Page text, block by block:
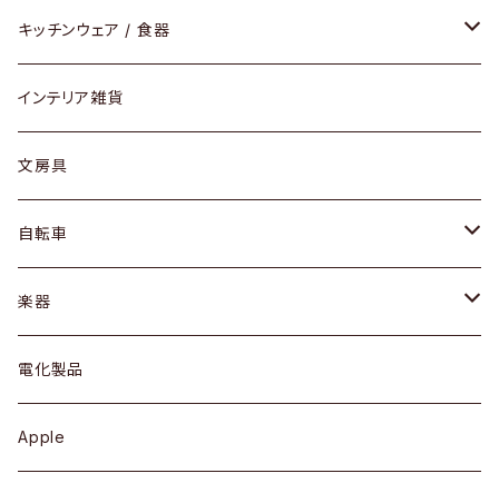
ダイニングセット / ダイニングテーブル
ローテーブル / サイドテーブル
デスク / コンソール
ドレッサー
シェルフ
キュリオケース / 飾り棚
カップボード / 食器棚
テーブルランプ / デスクスタンド
フロアライト
アクセサリー
リング
ピアス / イヤリング
財布
バッグ
アウター
トップス
ワンピース
ボトムス
キッチンウェア / 食器
グラス / タンブラー
カップ / マグ
プレート / ボウル
カトラリー
ケトル / ティーポット
鍋 / フライパン
インテリア雑貨
文房具
自転車
dahon
楽器
ギター
ベース
電化製品
Apple